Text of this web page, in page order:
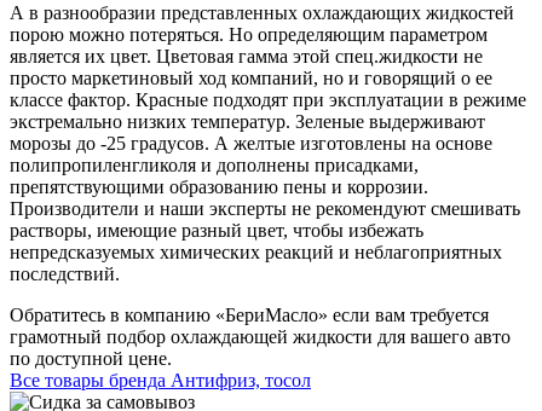
А в разнообразии представленных охлаждающих жидкостей
порою можно потеряться. Но определяющим параметром
является их цвет. Цветовая гамма этой спец.жидкости не
просто маркетиновый ход компаний, но и говорящий о ее
классе фактор. Красные подходят при эксплуатации в режиме
экстремально низких температур. Зеленые выдерживают
морозы до -25 градусов. А желтые изготовлены на основе
полипропиленгликоля и дополнены присадками,
препятствующими образованию пены и коррозии.
Производители и наши эксперты не рекомендуют смешивать
растворы, имеющие разный цвет, чтобы избежать
непредсказуемых химических реакций и неблагоприятных
последствий.
Обратитесь в компанию «БериМасло» если вам требуется
грамотный подбор охлаждающей жидкости для вашего авто
по доступной цене.
Все товары бренда Антифриз, тосол